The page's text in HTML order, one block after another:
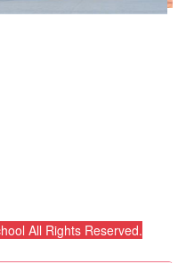
All Rights Reserved.